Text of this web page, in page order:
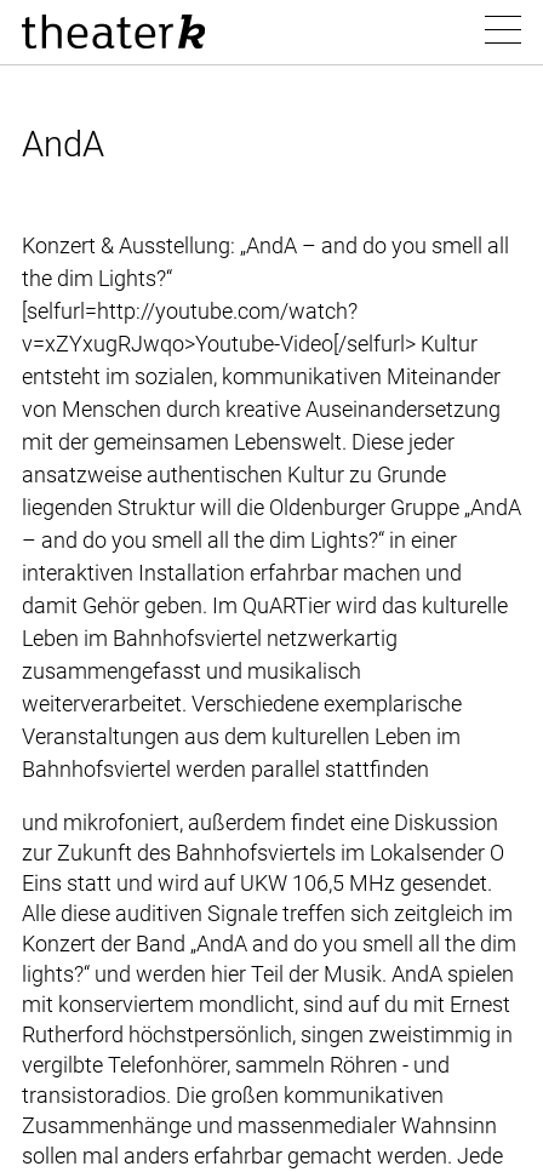
AndA
Konzert & Ausstellung: „AndA – and do you smell all
the dim Lights?“
[selfurl=http://youtube.com/watch?
v=xZYxugRJwqo>Youtube-Video[/selfurl> Kultur
entsteht im sozialen, kommunikativen Miteinander
von Menschen durch kreative Auseinandersetzung
mit der gemeinsamen Lebenswelt. Diese jeder
ansatzweise authentischen Kultur zu Grunde
liegenden Struktur will die Oldenburger Gruppe „AndA
– and do you smell all the dim Lights?“ in einer
interaktiven Installation erfahrbar machen und
damit Gehör geben. Im QuARTier wird das kulturelle
Leben im Bahnhofsviertel netzwerkartig
zusammengefasst und musikalisch
weiterverarbeitet. Verschiedene exemplarische
Veranstaltungen aus dem kulturellen Leben im
Bahnhofsviertel werden parallel stattfinden
und mikrofoniert, außerdem findet eine Diskussion
zur Zukunft des Bahnhofsviertels im Lokalsender O
Eins statt und wird auf UKW 106,5 MHz gesendet.
Alle diese auditiven Signale treffen sich zeitgleich im
Konzert der Band „AndA and do you smell all the dim
lights?“ und werden hier Teil der Musik. AndA spielen
mit konserviertem mondlicht, sind auf du mit Ernest
Rutherford höchstpersönlich, singen zweistimmig in
vergilbte Telefonhörer, sammeln Röhren - und
transistoradios. Die großen kommunikativen
Zusammenhänge und massenmedialer Wahnsinn
sollen mal anders erfahrbar gemacht werden. Jede